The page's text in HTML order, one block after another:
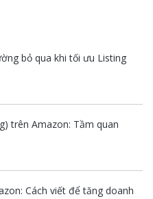
bỏ qua khi tối ưu Listing
trên Amazon: Tầm quan
Cách viết để tăng doanh